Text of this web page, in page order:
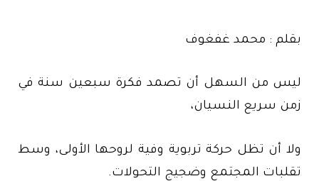
بقلم : محمد غفغوف
ليس من السهل أن تصمد فكرة سبعين سنة في
زمن سريع النسيان،
ولا أن تظل حركة تربوية وفية لروحها الأولى، وسط
تقلبات المجتمع وضجيج التحولات.